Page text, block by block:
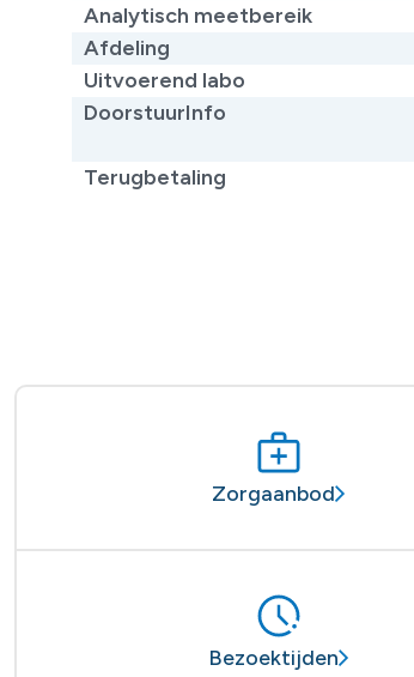
Analytisch meetbereik
Afdeling
Uitvoerend labo
DoorstuurInfo
Terugbetaling
Zorgaanbod
Bezoektijden